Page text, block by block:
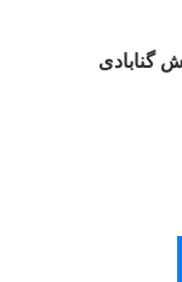
گنابادی